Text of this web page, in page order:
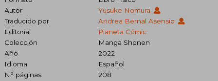
Autor
Yusuke Nomura
Traducido por
Andrea Bernal Asensio
Editorial
Planeta Cómic
Colección
Manga Shonen
Año
2022
Idioma
Español
N° páginas
208